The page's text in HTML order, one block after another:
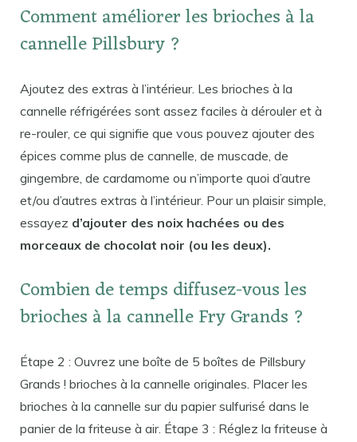
Comment améliorer les brioches à la
cannelle Pillsbury ?
Ajoutez des extras à l’intérieur. Les brioches à la
cannelle réfrigérées sont assez faciles à dérouler et à
re-rouler, ce qui signifie que vous pouvez ajouter des
épices comme plus de cannelle, de muscade, de
gingembre, de cardamome ou n’importe quoi d’autre
et/ou d’autres extras à l’intérieur. Pour un plaisir simple,
essayez d’ajouter des noix hachées ou des
morceaux de chocolat noir (ou les deux).
Combien de temps diffusez-vous les
brioches à la cannelle Fry Grands ?
Étape 2 : Ouvrez une boîte de 5 boîtes de Pillsbury
Grands ! brioches à la cannelle originales. Placer les
brioches à la cannelle sur du papier sulfurisé dans le
panier de la friteuse à air. Étape 3 : Réglez la friteuse à